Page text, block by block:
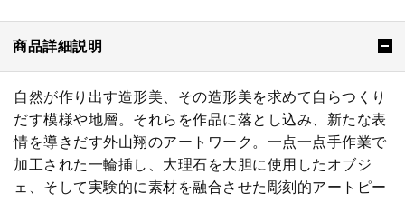
商品詳細説明
自然が作り出す造形美、その造形美を求めて自らつくり
だす模様や地層。それらを作品に落とし込み、新たな表
情を導きだす外山翔のアートワーク。一点一点手作業で
加工された一輪挿し、大理石を大胆に使用したオブジ
ェ、そして実験的に素材を融合させた彫刻的アートピー